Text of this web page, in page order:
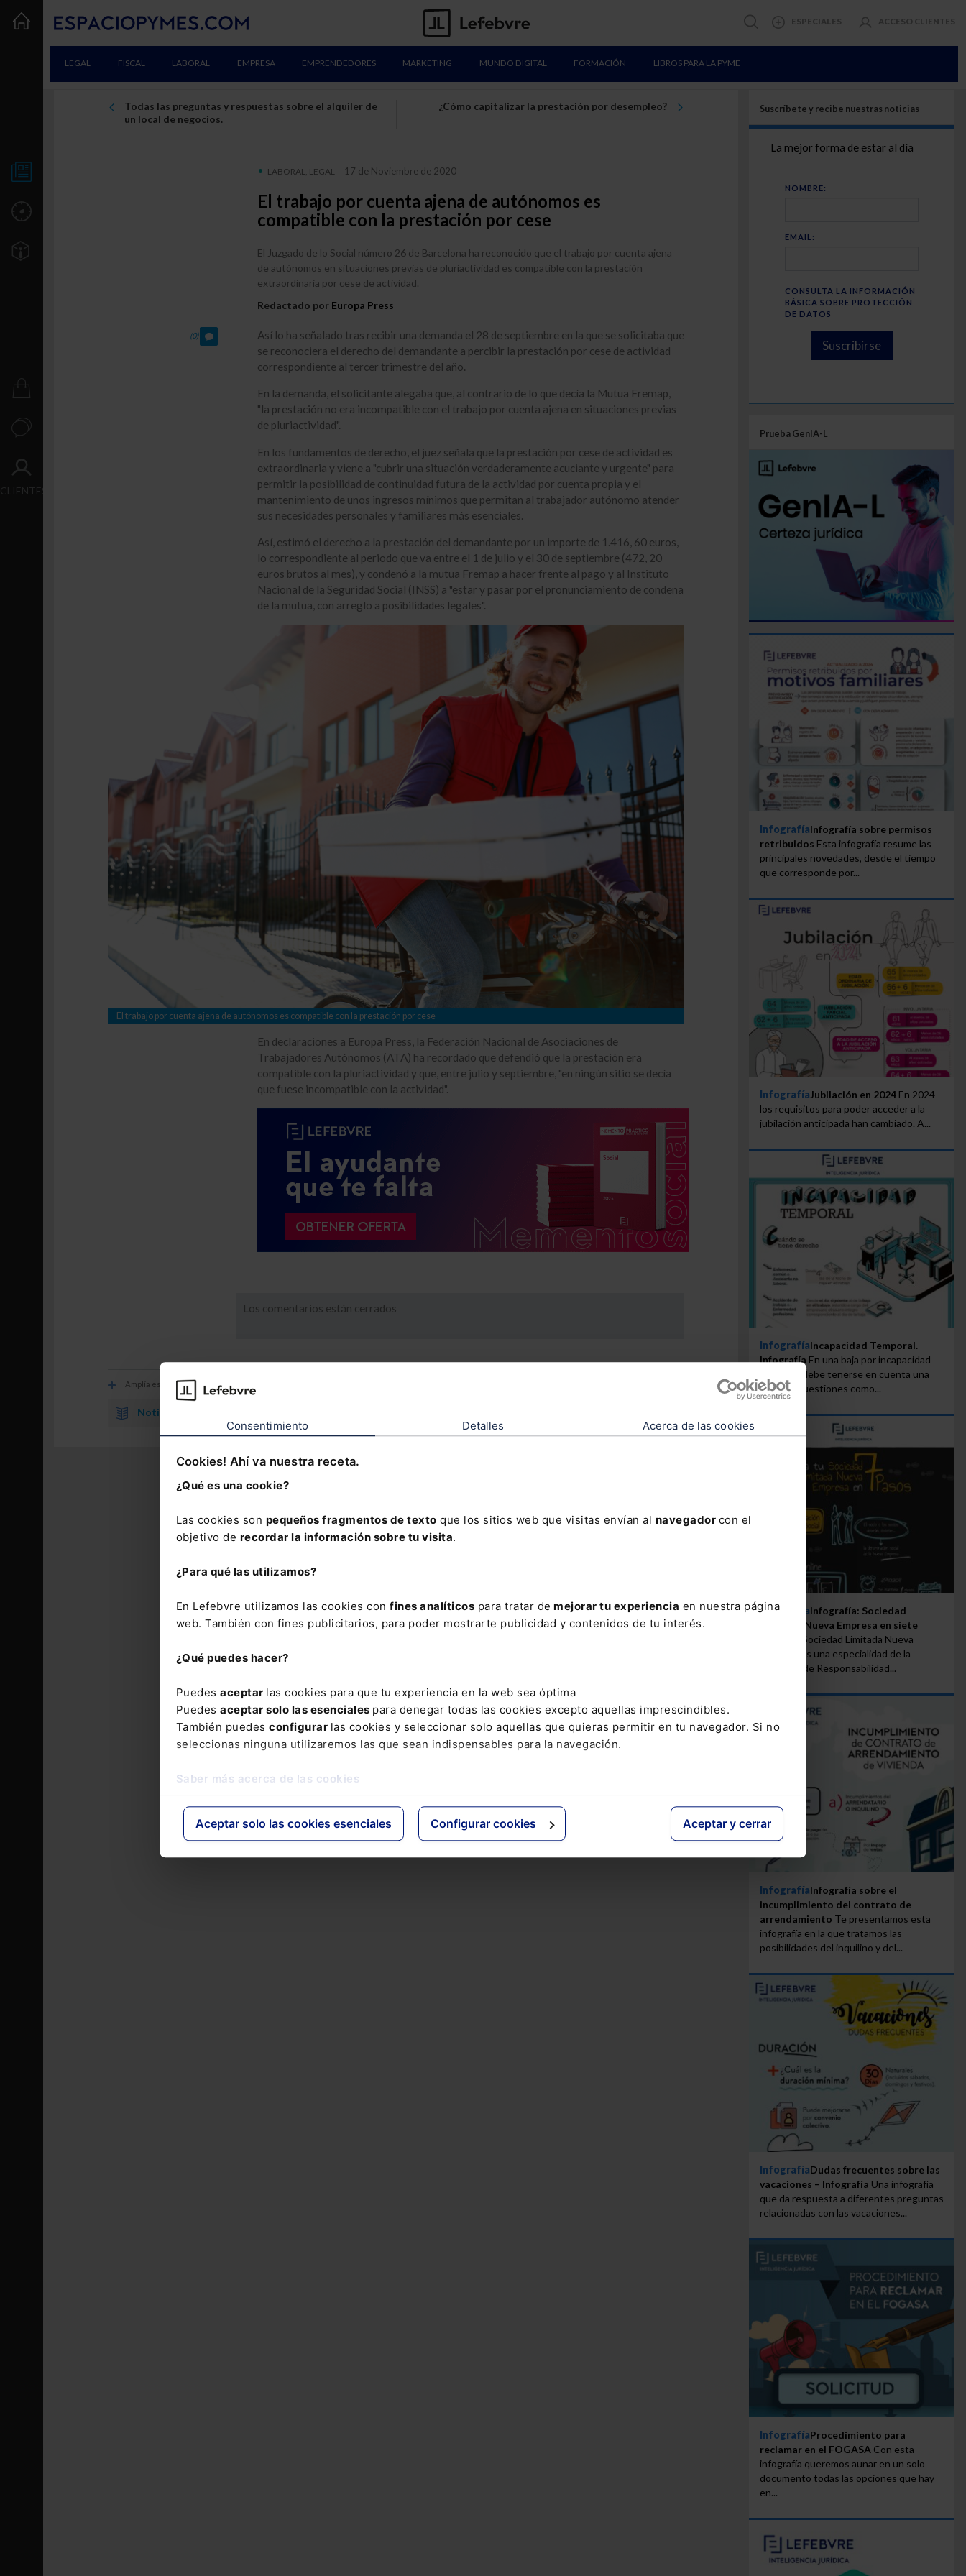
Consentimiento Detalles Acerca de las cookies
Cookies! Ahí va nuestra receta.
¿Qué es una cookie?
Las cookies son pequeños fragmentos de texto que los sitios web que visitas envían al navegador con el
objetivo de recordar la información sobre tu visita.
¿Para qué las utilizamos?
En Lefebvre utilizamos las cookies con fines analíticos para tratar de mejorar tu experiencia en nuestra página
web. También con fines publicitarios, para poder mostrarte publicidad y contenidos de tu interés.
¿Qué puedes hacer?
Puedes aceptar las cookies para que tu experiencia en la web sea óptima
Puedes aceptar solo las esenciales para denegar todas las cookies excepto aquellas imprescindibles.
También puedes configurar las cookies y seleccionar solo aquellas que quieras permitir en tu navegador. Si no
seleccionas ninguna utilizaremos las que sean indispensables para la navegación.
Saber más acerca de las cookies
Aceptar solo las cookies esenciales Configurar cookies Aceptar y cerrar
ESPECIALES ACCESO CLIENTES
LEGAL FISCAL LABORAL EMPRESA EMPRENDEDORES MARKETING MUNDO DIGITAL FORMACIÓN LIBROS PARA LA PYME
CLIENTES
Todas las preguntas y respuestas sobre el alquiler de
un local de negocios.
¿Cómo capitalizar la prestación por desempleo?
LABORAL, LEGAL - 17 de Noviembre de 2020
El trabajo por cuenta ajena de autónomos es
compatible con la prestación por cese
El Juzgado de lo Social número 26 de Barcelona ha reconocido que el trabajo por cuenta ajena
de autónomos en situaciones previas de pluriactividad es compatible con la prestación
extraordinaria por cese de actividad.
Redactado por Europa Press
(0)
Así lo ha señalado tras recibir una demanda el 28 de septiembre en la que se solicitaba que
se reconociera el derecho del demandante a percibir la prestación por cese de actividad
correspondiente al tercer trimestre del año.
En la demanda, el solicitante alegaba que, al contrario de lo que decía la Mutua Fremap,
"la prestación no era incompatible con el trabajo por cuenta ajena en situaciones previas
de pluriactividad".
En los fundamentos de derecho, el juez señala que la prestación por cese de actividad es
extraordinaria y viene a "cubrir una situación verdaderamente acuciante y urgente" para
permitir la posibilidad de continuidad futura de la actividad por cuenta propia y el
mantenimiento de unos ingresos mínimos que permitan al trabajador autónomo atender
sus necesidades personales y familiares más esenciales.
Así, estimó el derecho a la prestación del demandante por un importe de 1.416, 60 euros,
lo correspondiente al periodo que va entre el 1 de julio y el 30 de septiembre (472, 20
euros brutos al mes), y condenó a la mutua Fremap a hacer frente al pago y al Instituto
Nacional de la Seguridad Social (INSS) a "estar y pasar por el pronunciamiento de condena
de la mutua, con arreglo a posibilidades legales".
El trabajo por cuenta ajena de autónomos es compatible con la prestación por cese
En declaraciones a Europa Press, la Federación Nacional de Asociaciones de
Trabajadores Autónomos (ATA) ha recordado que defendió que la prestación era
compatible con la pluriactividad y que, entre julio y septiembre, "en ningún sitio se decía
que fuese incompatible con la actividad".
Los comentarios están cerrados
Amplía esta información con
Noticia.
Suscríbete y recibe nuestras noticias
La mejor forma de estar al día
NOMBRE:
EMAIL:
CONSULTA LA INFORMACIÓN
BÁSICA SOBRE PROTECCIÓN
DE DATOS
Suscribirse
Prueba GenIA-L
InfografíaInfografía sobre permisos
retribuidos Esta infografía resume las
principales novedades, desde el tiempo
que corresponde por...
InfografíaJubilación en 2024En 2024
los requisitos para poder acceder a la
jubilación anticipada han cambiado. A...
InfografíaIncapacidad Temporal.
Infografía En una baja por incapacidad
temporal debe tenerse en cuenta una
serie de cuestiones como...
InfografíaInfografía: Sociedad
Limitada Nueva Empresa en siete
La Sociedad Limitada Nueva
Empresa es una especialidad de la
Sociedad de Responsabilidad...
InfografíaInfografía sobre el
incumplimiento del contrato de
arrendamiento Te presentamos esta
infografía en la que tratamos las
posibilidades del inquilino y del...
InfografíaDudas frecuentes sobre las
vacaciones – Infografía Una infografía
que da respuesta a diferentes preguntas
relacionadas con las vacaciones...
InfografíaProcedimiento para
reclamar en el FOGASA Con esta
infografía queremos aunar en un solo
documento todas las opciones que hay
en...